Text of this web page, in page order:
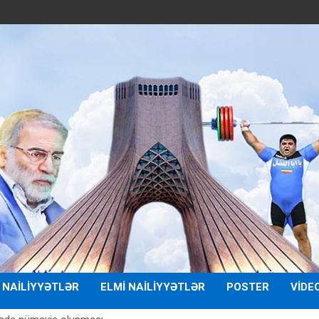
NAILIYYƏTLƏR ELMI NAILIYYƏTLƏR POSTER